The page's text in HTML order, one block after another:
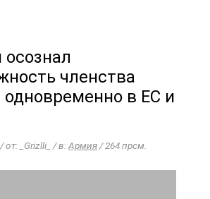
членства
в ЕС и
от: _Grizlli_ / в:Армия/ 264 прсм.